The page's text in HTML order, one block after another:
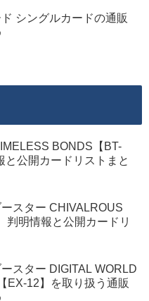
シングルカードの通販
BONDS【BT-
と公開カードリストまと
スター CHIVALROUS
判明情報と公開カードリ
スター DIGITAL WORLD
EX-12】を取り扱う通販